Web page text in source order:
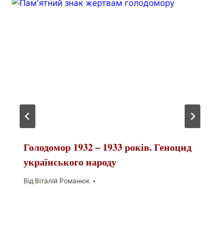
Голодомор 1932 – 1933 років. Геноцид
українського народу
Від Віталій Романюк